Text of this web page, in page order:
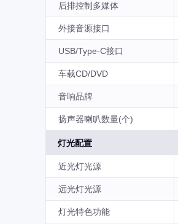
后排控制多媒体
外接音源接口
USB/Type-C接口
车载CD/DVD
音响品牌
扬声器喇叭数量(个)
灯光配置
近光灯光源
远光灯光源
灯光特色功能